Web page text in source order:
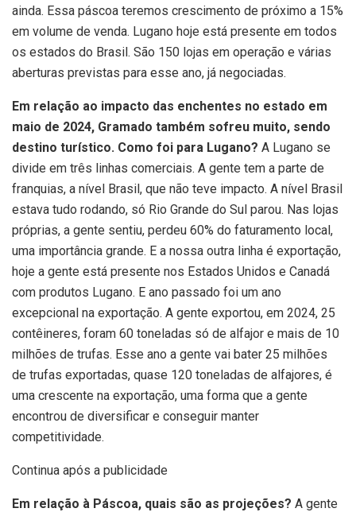
ainda. Essa páscoa teremos crescimento de próximo a 15%
em volume de venda. Lugano hoje está presente em todos
os estados do Brasil. São 150 lojas em operação e várias
aberturas previstas para esse ano, já negociadas.
Em relação ao impacto das enchentes no estado em
maio de 2024, Gramado também sofreu muito, sendo
destino turístico. Como foi para Lugano? A Lugano se
divide em três linhas comerciais. A gente tem a parte de
franquias, a nível Brasil, que não teve impacto. A nível Brasil
estava tudo rodando, só Rio Grande do Sul parou. Nas lojas
próprias, a gente sentiu, perdeu 60% do faturamento local,
uma importância grande. E a nossa outra linha é exportação,
hoje a gente está presente nos Estados Unidos e Canadá
com produtos Lugano. E ano passado foi um ano
excepcional na exportação. A gente exportou, em 2024, 25
contêineres, foram 60 toneladas só de alfajor e mais de 10
milhões de trufas. Esse ano a gente vai bater 25 milhões
de trufas exportadas, quase 120 toneladas de alfajores, é
uma crescente na exportação, uma forma que a gente
encontrou de diversificar e conseguir manter
competitividade.
Continua após a publicidade
Em relação à Páscoa, quais são as projeções? A gente